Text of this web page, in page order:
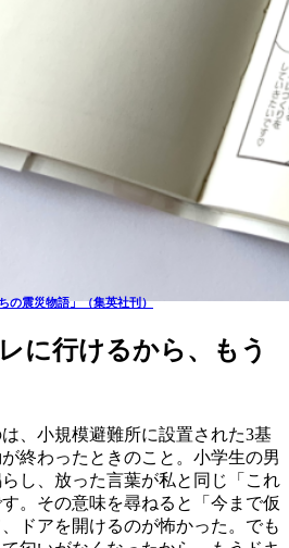
の震災物語」（集英社刊）
に行けるから、もう
、小規模避難所に設置された3基
終わったときのこと。小学生の男
し、放った言葉が私と同じ「これ
。その意味を尋ねると「今まで仮
ドアを開けるのが怖かった。でも